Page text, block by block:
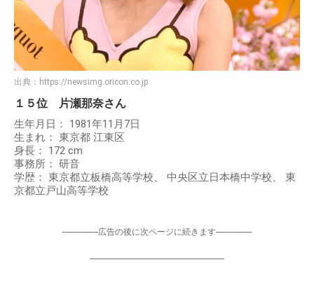
出典： https://newsimg.oricon.co.jp
１５位 片瀬那奈さん
生年月日： 1981年11月7日
生まれ： 東京都 江東区
身長： 172 cm
事務所： 研音
学歴： 東京都立板橋高等学校、 中央区立日本橋中学校、 東
京都立戸山高等学校
-----------------広告の後に次ページに続きます-----------------
----------------------------------------------------------------